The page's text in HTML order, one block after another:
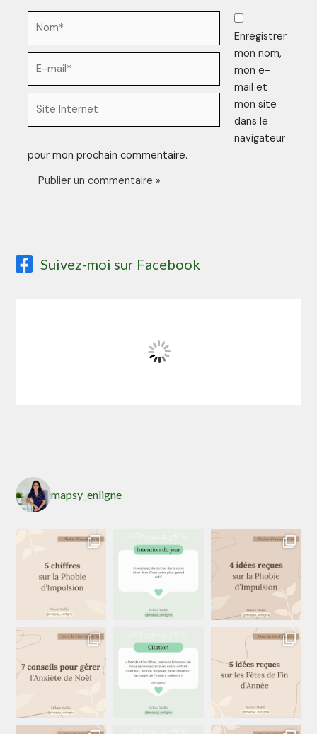
Enregistrer
mon nom,
mon e-
mail et
mon site
dans le
navigateur
pour mon prochain commentaire.
Suivez-moi sur Facebook
mapsy_enligne